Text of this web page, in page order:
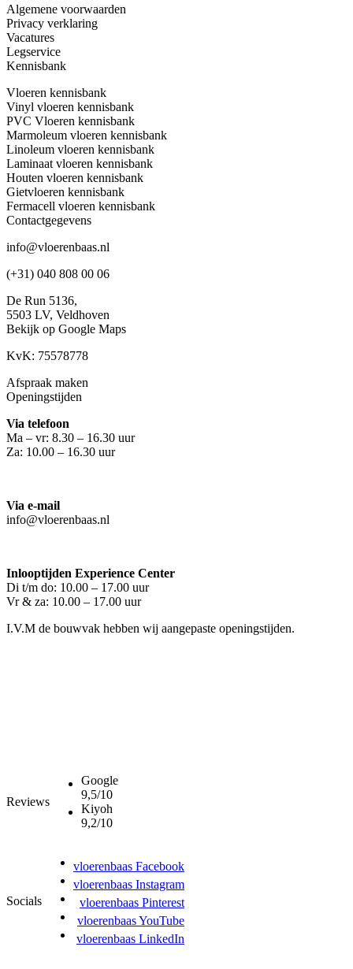
Algemene voorwaarden
Privacy verklaring
Vacatures
Legservice
Kennisbank
Vloeren kennisbank
Vinyl vloeren kennisbank
PVC Vloeren kennisbank
Marmoleum vloeren kennisbank
Linoleum vloeren kennisbank
Laminaat vloeren kennisbank
Houten vloeren kennisbank
Gietvloeren kennisbank
Fermacell vloeren kennisbank
Contactgegevens
info@vloerenbaas.nl
(+31) 040 808 00 06
De Run 5136,
5503 LV, Veldhoven
Bekijk op Google Maps
KvK: 75578778
Afspraak maken
Openingstijden
Via telefoon
Ma – vr: 8.30 – 16.30 uur
Za: 10.00 – 16.30 uur
Via e-mail
info@vloerenbaas.nl
Inlooptijden Experience Center
Di t/m do: 10.00 – 17.00 uur
Vr & za: 10.00 – 17.00 uur
I.V.M de bouwvak hebben wij aangepaste openingstijden.
Reviews
Google
9,5/10
Kiyoh
9,2/10
Socials
vloerenbaas Facebook
vloerenbaas Instagram
vloerenbaas Pinterest
vloerenbaas YouTube
vloerenbaas LinkedIn